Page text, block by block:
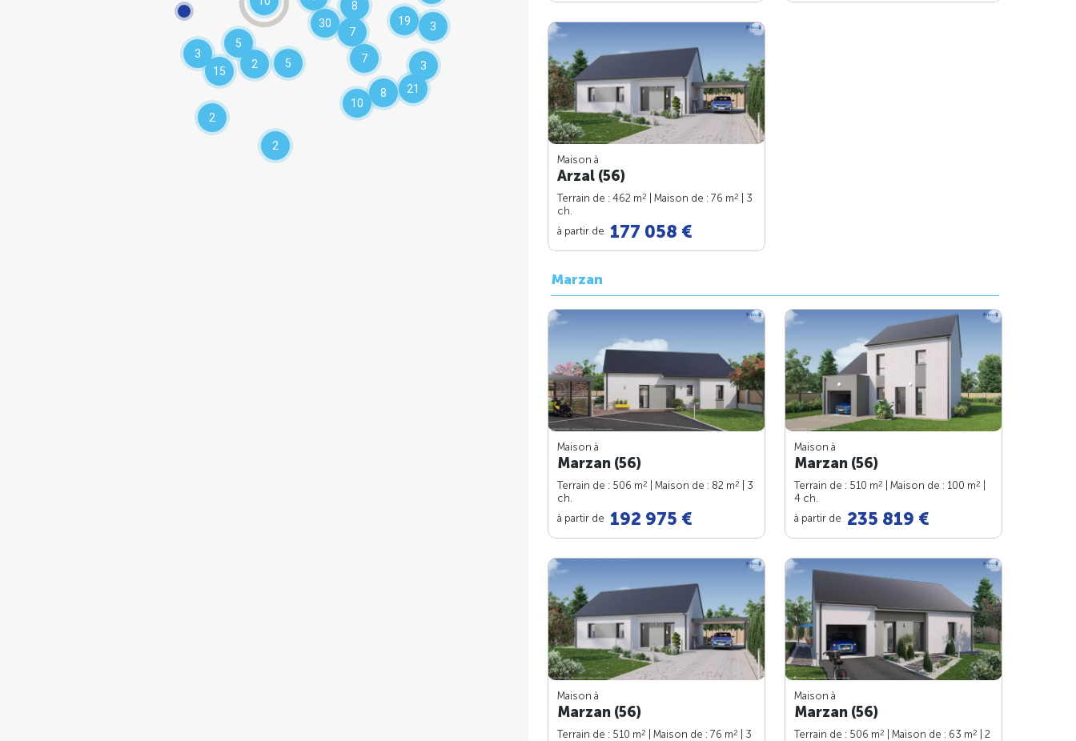
30
15
19
21
7
8
8
7
5
5
10
2
2
3
3
2
3
Maison à
Arzal (56)
Terrain de : 462 m2 | Maison de : 76 m2
| 3
ch.
à partir de 177 058 €
Marzan
Maison à
Marzan (56)
Terrain de : 506 m2 | Maison de : 82 m2
| 3
ch.
à partir de 192 975 €
Maison à
Marzan (56)
Terrain de : 510 m2 | Maison de : 100 m2
4 ch.
à partir de 235 819 €
Maison à
Marzan (56)
Terrain de : 510 m2 | Maison de : 76 m2
| 3
Maison à
Marzan (56)
Terrain de : 506 m2 | Maison de : 63 m2
| 2